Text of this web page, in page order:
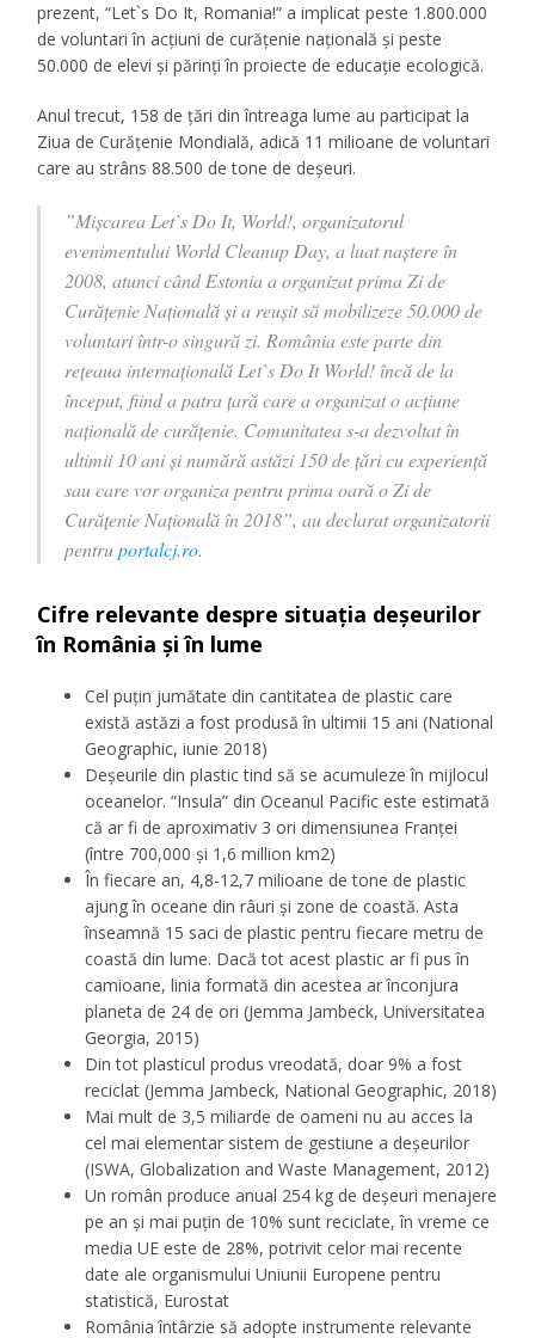
prezent, “Let`s Do It, Romania!“ a implicat peste 1.800.000
de voluntari în acțiuni de curățenie națională și peste
50.000 de elevi și părinți în proiecte de educație ecologică.
Anul trecut, 158 de țări din întreaga lume au participat la
Ziua de Curățenie Mondială, adică 11 milioane de voluntari
care au strâns 88.500 de tone de deșeuri.
”Mișcarea Let`s Do It, World!, organizatorul
evenimentului World Cleanup Day, a luat naștere în
2008, atunci când Estonia a organizat prima Zi de
Curățenie Națională și a reușit să mobilizeze 50.000 de
voluntari într-o singură zi. România este parte din
rețeaua internațională Let`s Do It World! încă de la
început, fiind a patra țară care a organizat o acțiune
națională de curățenie. Comunitatea s-a dezvoltat în
ultimii 10 ani și numără astăzi 150 de țări cu experiență
sau care vor organiza pentru prima oară o Zi de
Curățenie Națională în 2018”, au declarat organizatorii
pentruportalcj.ro.
Cifre relevante despre situația deșeurilor
în România și în lume
Cel puțin jumătate din cantitatea de plastic care
există astăzi a fost produsă în ultimii 15 ani (National
Geographic, iunie 2018)
Deșeurile din plastic tind să se acumuleze în mijlocul
oceanelor. “Insula” din Oceanul Pacific este estimată
că ar fi de aproximativ 3 ori dimensiunea Franței
(între 700,000 și 1,6 million km2)
În fiecare an, 4,8-12,7 milioane de tone de plastic
ajung în oceane din râuri și zone de coastă. Asta
înseamnă 15 saci de plastic pentru fiecare metru de
coastă din lume. Dacă tot acest plastic ar fi pus în
camioane, linia formată din acestea ar înconjura
planeta de 24 de ori (Jemma Jambeck, Universitatea
Georgia, 2015)
Din tot plasticul produs vreodată, doar 9% a fost
reciclat (Jemma Jambeck, National Geographic, 2018)
Mai mult de 3,5 miliarde de oameni nu au acces la
cel mai elementar sistem de gestiune a deșeurilor
(ISWA, Globalization and Waste Management, 2012)
Un român produce anual 254 kg de deșeuri menajere
pe an și mai puțin de 10% sunt reciclate, în vreme ce
media UE este de 28%, potrivit celor mai recente
date ale organismului Uniunii Europene pentru
statistică, Eurostat
România întârzie să adopte instrumente relevante